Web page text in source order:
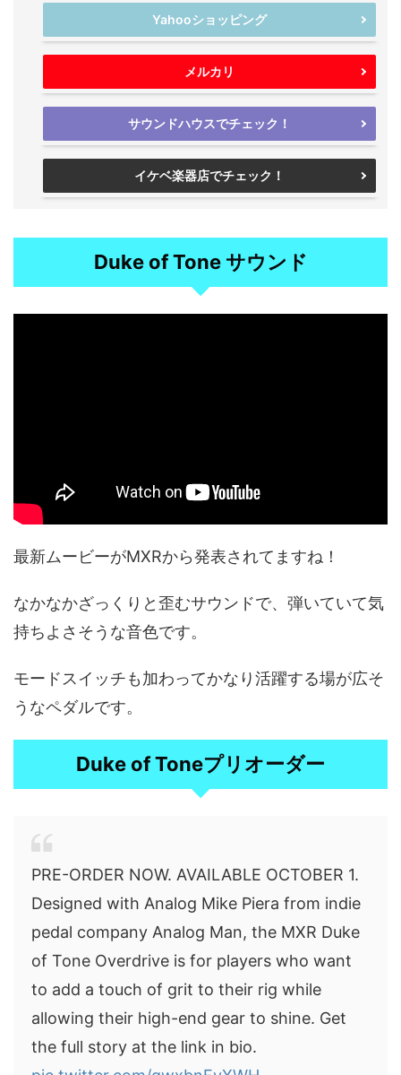
Yahooショッピング
メルカリ
サウンドハウスでチェック！
イケベ楽器店でチェック！
Duke of Tone サウンド
最新ムービーがMXRから発表されてますね！
なかなかざっくりと歪むサウンドで、弾いていて気
持ちよさそうな音色です。
モードスイッチも加わってかなり活躍する場が広そ
うなペダルです。
Duke of Toneプリオーダー
PRE-ORDER NOW. AVAILABLE OCTOBER 1.
Designed with Analog Mike Piera from indie
pedal company Analog Man, the MXR Duke
of Tone Overdrive is for players who want
to add a touch of grit to their rig while
allowing their high-end gear to shine. Get
the full story at the link in bio.